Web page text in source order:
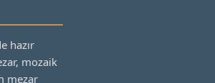
hazır
mozaik
mezar